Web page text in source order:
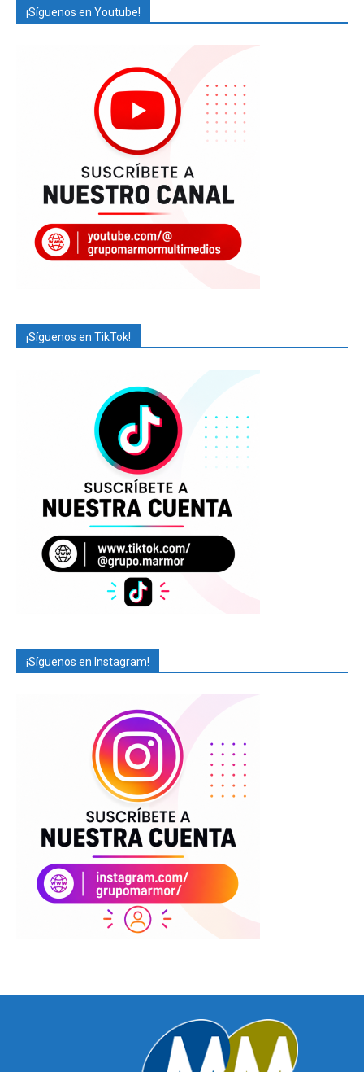
¡Síguenos en Youtube!
¡Síguenos en TikTok!
¡Síguenos en Instagram!